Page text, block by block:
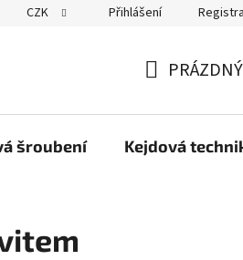
CZK Přihlášení
KOŠÍK
šroubení Kejdová